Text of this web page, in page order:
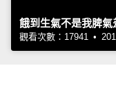
餓到生氣不是我脾氣
觀看次數：17941 •